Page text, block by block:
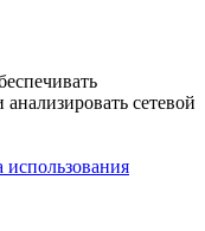
сетевой
использования